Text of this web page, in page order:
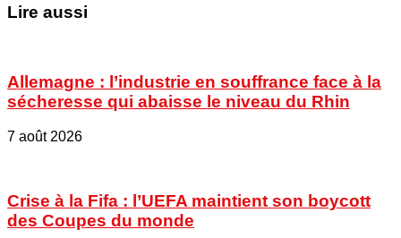
Lire aussi
Allemagne : l’industrie en souffrance face à la
sécheresse qui abaisse le niveau du Rhin
7 août 2026
Crise à la Fifa : l’UEFA maintient son boycott
des Coupes du monde